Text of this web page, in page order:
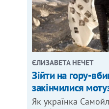
ЄЛИЗАВЕТА НЕЧЕТ
Зійти на гору-
закінчилися
Як українка